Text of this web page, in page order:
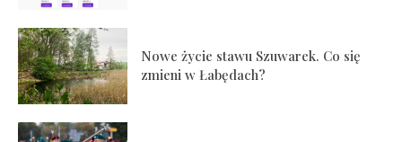
Nowe życie stawu Szuwarek. Co się
zmieni w Łabędach?